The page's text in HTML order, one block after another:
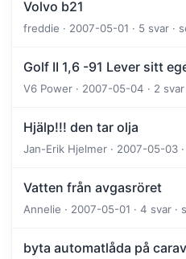
Volvo b21
freddie · 2007-05-01 · 5 svar ·
Golf II 1,6 -91 Lever sitt
V6 Power · 2007-05-04 · 2
Hjälp!!! den tar olja
Jan-Erik Hjelmer · 2007-05-03
Vatten från avgasröret
Annelie · 2007-05-01 · 4 svar
byta automatlåda på